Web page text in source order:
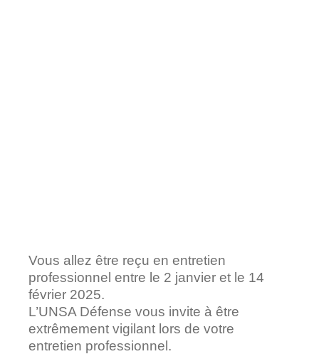
Vous allez être reçu en entretien
professionnel entre le 2 janvier et le 14
février 2025.
L’UNSA Défense vous invite à être
extrêmement vigilant lors de votre
entretien professionnel.